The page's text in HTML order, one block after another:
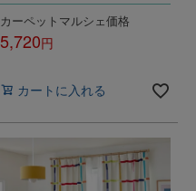
カーペットマルシェ価格
5,720
カートに入れる